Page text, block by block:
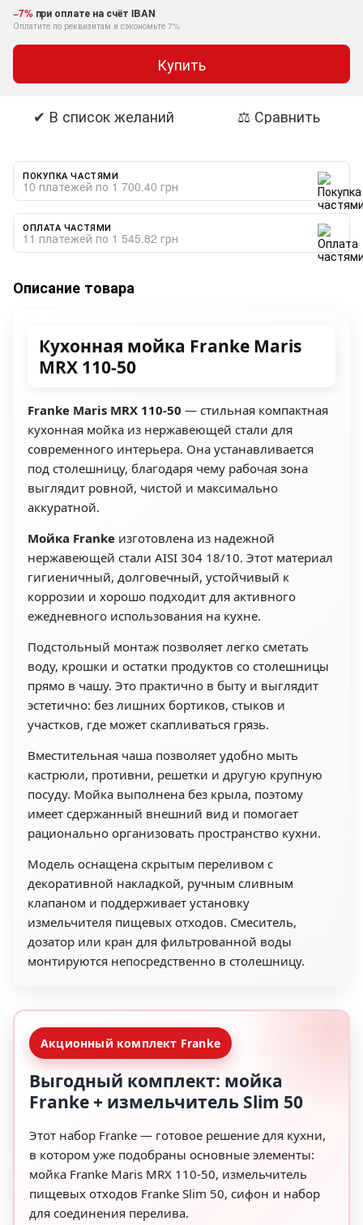
−7%при оплате на счёт IBAN
Оплатите по реквизитам и сэкономьте 7%
Купить
✔ В список желаний ⚖ Сравнить
ПОКУПКА ЧАСТЯМИ
10 платежей по 1 700.40 грн
ОПЛАТА ЧАСТЯМИ
11 платежей по 1 545.82 грн
Описание товара
Кухонная мойка Franke Maris
MRX 110-50
Franke Maris MRX 110-50 — стильная компактная
кухонная мойка из нержавеющей стали для
современного интерьера. Она устанавливается
под столешницу, благодаря чему рабочая зона
выглядит ровной, чистой и максимально
аккуратной.
Мойка Franke изготовлена из надежной
нержавеющей стали AISI 304 18/10. Этот материал
гигиеничный, долговечный, устойчивый к
коррозии и хорошо подходит для активного
ежедневного использования на кухне.
Подстольный монтаж позволяет легко сметать
воду, крошки и остатки продуктов со столешницы
прямо в чашу. Это практично в быту и выглядит
эстетично: без лишних бортиков, стыков и
участков, где может скапливаться грязь.
Вместительная чаша позволяет удобно мыть
кастрюли, противни, решетки и другую крупную
посуду. Мойка выполнена без крыла, поэтому
имеет сдержанный внешний вид и помогает
рационально организовать пространство кухни.
Модель оснащена скрытым переливом с
декоративной накладкой, ручным сливным
клапаном и поддерживает установку
измельчителя пищевых отходов. Смеситель,
дозатор или кран для фильтрованной воды
монтируются непосредственно в столешницу.
Акционный комплект Franke
Выгодный комплект: мойка
Franke + измельчитель Slim 50
Этот набор Franke — готовое решение для кухни,
в котором уже подобраны основные элементы:
мойка Franke Maris MRX 110-50, измельчитель
пищевых отходов Franke Slim 50, сифон и набор
для соединения перелива.